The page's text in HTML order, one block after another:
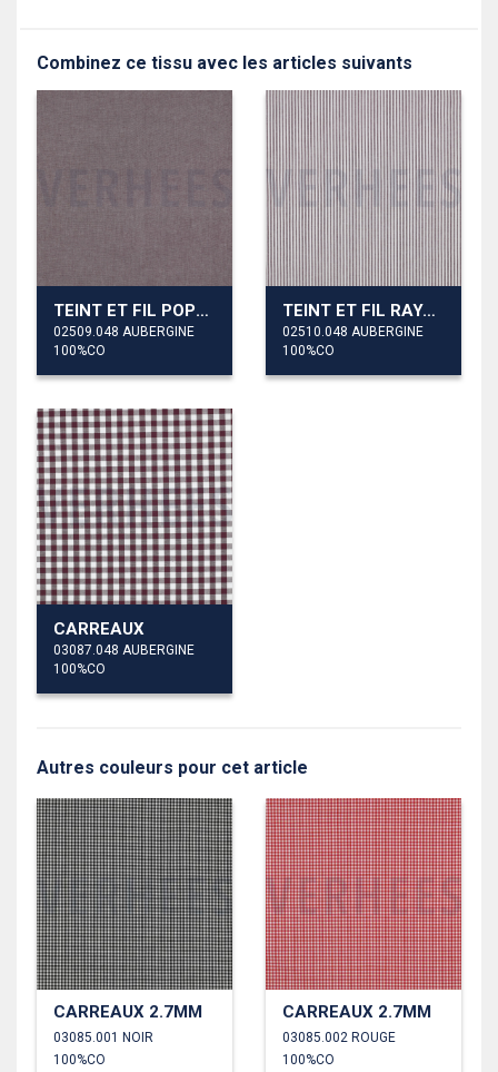
Combinez ce tissu avec les articles suivants
TEINT ET FIL POPELINE
02509.048 AUBERGINE
100%CO
TEINT ET FIL RAYURE 3MM
02510.048 AUBERGINE
100%CO
CARREAUX
03087.048 AUBERGINE
100%CO
Autres couleurs pour cet article
CARREAUX 2.7MM
03085.001 NOIR
100%CO
CARREAUX 2.7MM
03085.002 ROUGE
100%CO